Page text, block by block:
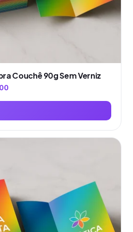
Couchê 90g Sem Verniz